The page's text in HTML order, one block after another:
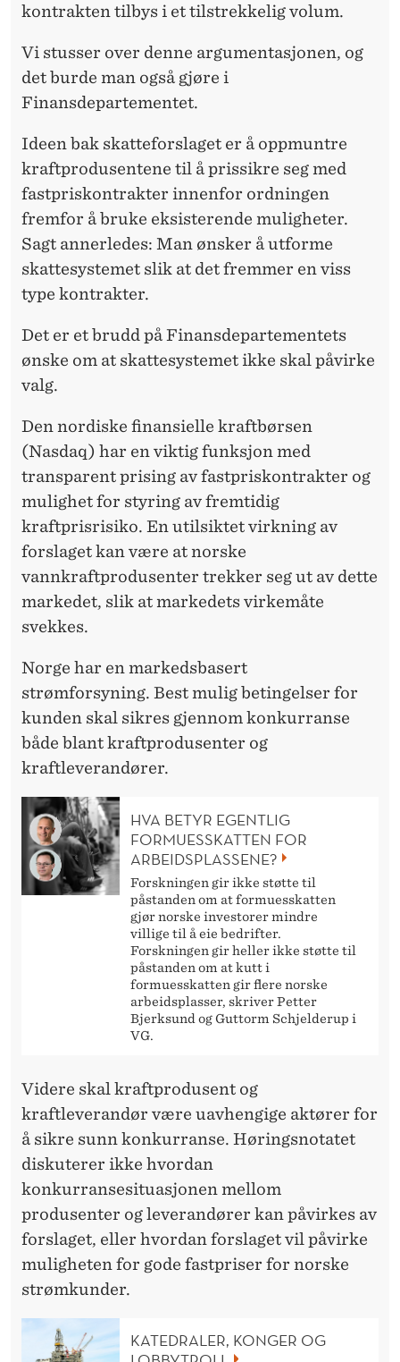
kontrakten tilbys i et tilstrekkelig volum.
Vi stusser over denne argumentasjonen, og
det burde man også gjøre i
Finansdepartementet.
Ideen bak skatteforslaget er å oppmuntre
kraftprodusentene til å prissikre seg med
fastpriskontrakter innenfor ordningen
fremfor å bruke eksisterende muligheter.
Sagt annerledes: Man ønsker å utforme
skattesystemet slik at det fremmer en viss
type kontrakter.
Det er et brudd på Finansdepartementets
ønske om at skattesystemet ikke skal påvirke
valg.
Den nordiske finansielle kraftbørsen
(Nasdaq) har en viktig funksjon med
transparent prising av fastpriskontrakter og
mulighet for styring av fremtidig
kraftprisrisiko. En utilsiktet virkning av
forslaget kan være at norske
vannkraftprodusenter trekker seg ut av dette
markedet, slik at markedets virkemåte
svekkes.
Norge har en markedsbasert
strømforsyning. Best mulig betingelser for
kunden skal sikres gjennom konkurranse
både blant kraftprodusenter og
kraftleverandører.
HVA BETYR EGENTLIG
FORMUESSKATTEN FOR
ARBEIDSPLASSENE?
Forskningen gir ikke støtte til
påstanden om at formuesskatten
gjør norske investorer mindre
villige til å eie bedrifter.
Forskningen gir heller ikke støtte til
påstanden om at kutt i
formuesskatten gir flere norske
arbeidsplasser, skriver Petter
Bjerksund og Guttorm Schjelderup i
VG.
Videre skal kraftprodusent og
kraftleverandør være uavhengige aktører for
å sikre sunn konkurranse. Høringsnotatet
diskuterer ikke hvordan
konkurransesituasjonen mellom
produsenter og leverandører kan påvirkes av
forslaget, eller hvordan forslaget vil påvirke
muligheten for gode fastpriser for norske
strømkunder.
KATEDRALER, KONGER OG